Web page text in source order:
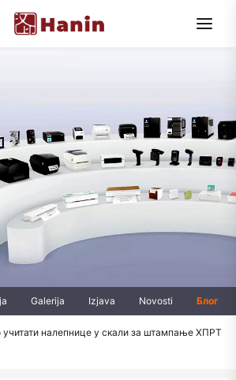
Galerija Izjava Novosti Блог
учитати налепнице у скали за штампање ХПРТ